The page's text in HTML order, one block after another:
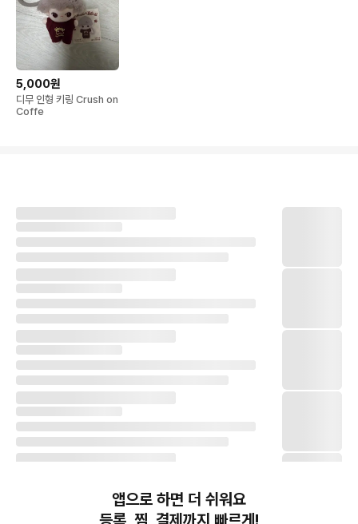
5,000원
디무 인형 키링 Crush on
Coffe
앱으로 하면 더 쉬워요
등록, 찜, 결제까지 빠르게!